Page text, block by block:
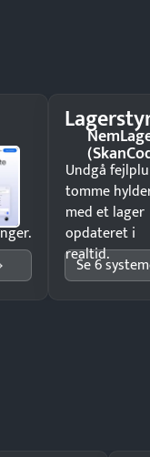
Undgå
tomme
med et lager
opdateret i
realtid.
Se 6